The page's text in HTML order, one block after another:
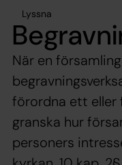
Lyssna
När en
förordna ett eller
granska hur
personers